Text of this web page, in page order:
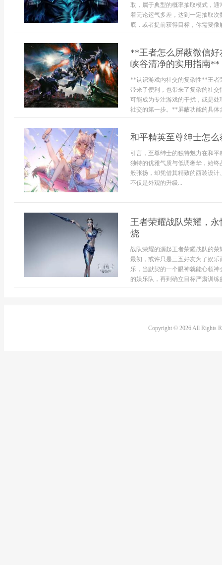
取，属于典型的概率抽取模式，通
着无论运气多差，达到一定抽取
底，或者提前获得目标，你需要像
**王者怎么屏蔽微信
峡谷清净的实用指南**
**认识游戏内社交的复杂性**王者
带来了便利，也带来了复杂的社
可能成为专注游戏的干扰，或是
社交的第一步。**屏蔽功能的具体
和平精英至尊绅士怎
引言，至尊绅士的独特魅力在和
独特的优雅气质与低调奢华，始
般张扬，却凭借其精致的西装设
不仅是外观的升级...
王者荣耀战队荣耀，
烧
战队荣耀的源起王者荣耀战队的
最初，或许只是三五好友为了娱
乐，当默契的一个眼神就能心领
的娱乐队，再到确立目标严肃训练
Copyright © 2026 All Rights